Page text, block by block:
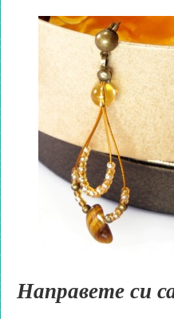
Направете си